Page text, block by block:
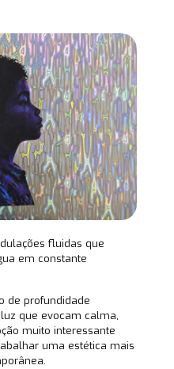
fluidas que
em constante
de profundidade
que evocam calma,
muito interessante
uma estética mais